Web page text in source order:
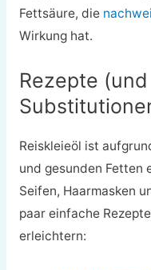
Fettsäure, die
Wirkung hat.
Rezepte
Reiskleieöl ist
und gesunden Fetten
Seifen, Haarmasken
paar einfache
erleichtern: